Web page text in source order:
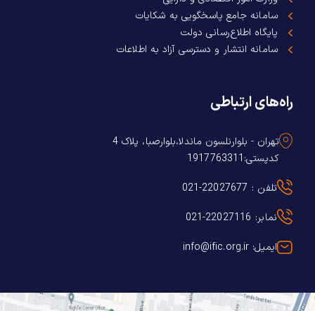
سامانه جامع پاسخگویی به شکایات
پایگاه اطلاع‌رسانی دولت
سامانه انتشار و دسترسی آزاد به اطلاعات
راه‌های ارتباطی
تهران - بلوارنلسون ماندلا،بلوارصبا، پلاک 4
کدپستی:1917763311
تلفن : 22027677-021
نمابر: 22027116-021
ایمیل: info@ific.org.ir